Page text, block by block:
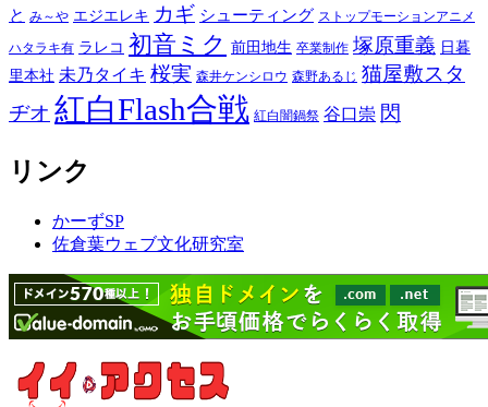
と み～や エジエレキ カギ シューティング ストップモーションアニメ
ハタラキ有 ラレコ 初音ミク 前田地生 卒業制作 塚原重義 日暮
里本社 未乃タイキ 桜実 森井ケンシロウ 森野あるじ 猫屋敷スタ
ヂオ 紅白Flash合戦 紅白闇鍋祭 谷口崇 閃
リンク
かーずSP
佐倉葉ウェブ文化研究室